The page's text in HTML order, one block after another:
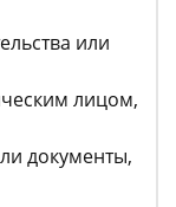
или
лицом,
документы,